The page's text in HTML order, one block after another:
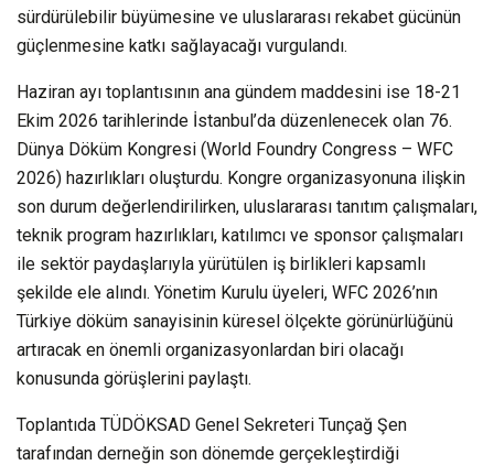
sürdürülebilir büyümesine ve uluslararası rekabet gücünün
güçlenmesine katkı sağlayacağı vurgulandı.
Haziran ayı toplantısının ana gündem maddesini ise 18-21
Ekim 2026 tarihlerinde İstanbul’da düzenlenecek olan 76.
Dünya Döküm Kongresi (World Foundry Congress – WFC
2026) hazırlıkları oluşturdu. Kongre organizasyonuna ilişkin
son durum değerlendirilirken, uluslararası tanıtım çalışmaları,
teknik program hazırlıkları, katılımcı ve sponsor çalışmaları
ile sektör paydaşlarıyla yürütülen iş birlikleri kapsamlı
şekilde ele alındı. Yönetim Kurulu üyeleri, WFC 2026’nın
Türkiye döküm sanayisinin küresel ölçekte görünürlüğünü
artıracak en önemli organizasyonlardan biri olacağı
konusunda görüşlerini paylaştı.
Toplantıda TÜDÖKSAD Genel Sekreteri Tunçağ Şen
tarafından derneğin son dönemde gerçekleştirdiği